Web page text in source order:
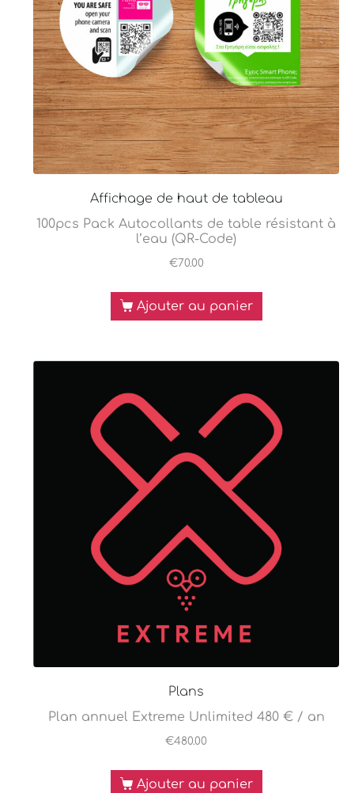
Affichage de haut de tableau
100pcs Pack Autocollants de table résistant à
l’eau (QR-Code)
€70.00
Ajouter au panier
Plans
Plan annuel Extreme Unlimited 480 € / an
€480.00
Ajouter au panier